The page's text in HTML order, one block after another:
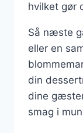
hvilket gør
Så næste
eller en
din
dine
smag i